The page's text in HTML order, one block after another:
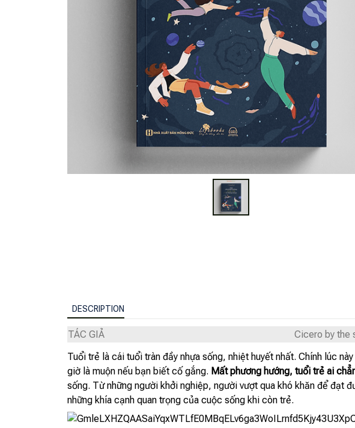
DESCRIPTION
TÁC GIẢ
Cicero by the
Tuổi trẻ là cái tuổi tràn đầy nhựa sống, nhiệt huyết nhất. Chính lúc
giờ là muộn nếu bạn biết cố gắng. Mất phương hướng, tuổi trẻ ai
sống. Từ những người khởi nghiệp, người vượt qua khó khăn để đạt
những khía cạnh quan trọng của cuộc sống khi còn trẻ.